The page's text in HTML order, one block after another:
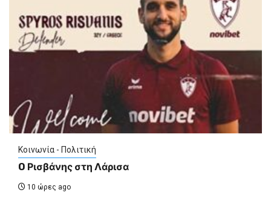
Κοινωνία - Πολιτική
O Ρισβάνης στη Λάρισα
10 ώρες ago